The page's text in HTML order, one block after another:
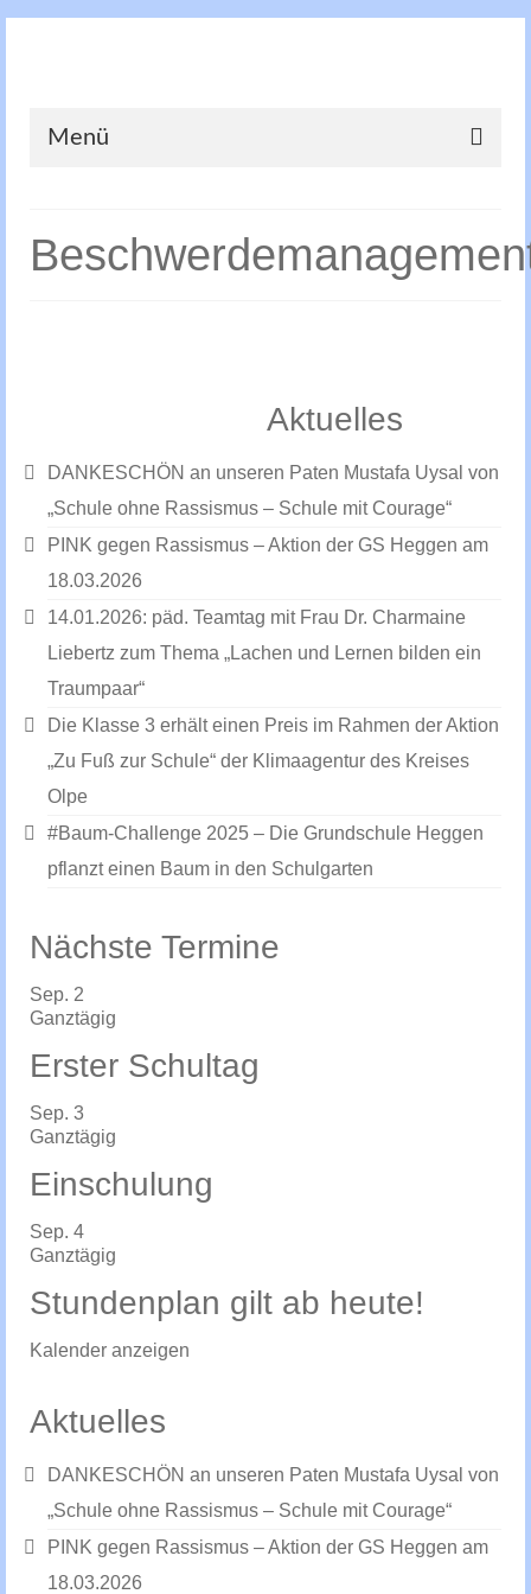
Menü
Aktuelles
DANKESCHÖN an unseren Paten Mustafa Uysal von
„Schule ohne Rassismus – Schule mit Courage“
PINK gegen Rassismus – Aktion der GS Heggen am
18.03.2026
14.01.2026: päd. Teamtag mit Frau Dr. Charmaine
Liebertz zum Thema „Lachen und Lernen bilden ein
Traumpaar“
Die Klasse 3 erhält einen Preis im Rahmen der Aktion
„Zu Fuß zur Schule“ der Klimaagentur des Kreises
Olpe
#Baum-Challenge 2025 – Die Grundschule Heggen
pflanzt einen Baum in den Schulgarten
Nächste Termine
Sep. 2
Ganztägig
Erster Schultag
Sep. 3
Ganztägig
Einschulung
Sep. 4
Ganztägig
Stundenplan gilt ab heute!
Kalender anzeigen
Aktuelles
DANKESCHÖN an unseren Paten Mustafa Uysal von
„Schule ohne Rassismus – Schule mit Courage“
PINK gegen Rassismus – Aktion der GS Heggen am
18.03.2026